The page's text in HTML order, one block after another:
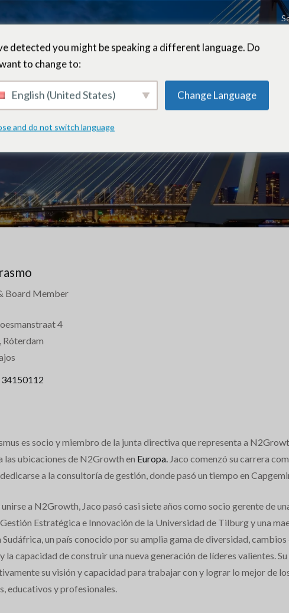
Jacó Erasmo
de la junta directiva – Róterdam, Países
Board Member
4
Róterdam
es socio y miembro de la junta directiva que representa a
las ubicaciones de N2Growth en Europa.Jaco comenzó su carrera
a la consultoría de gestión, donde pasó un tiempo en
a N2Growth, Jaco pasó casi siete años como socio gerente de
Estratégica e Innovación de la Universidad de Tilburg y una
Sudáfrica, un país conocido por su amplia gama de diversidad,
la capacidad de construir una nueva generación de líderes valientes.
su visión y capacidad para trabajar con y lograr lo mejor de
educativos y profesionales.
detected you might be speaking a different language. Do
to change to:
English (United States) Change Language
and do not switch language